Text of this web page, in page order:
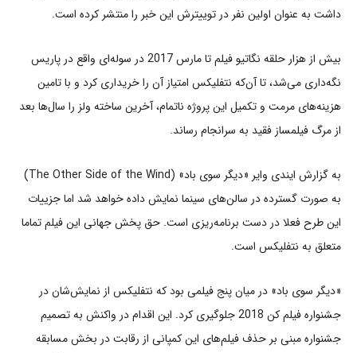
داشت به عنوان اولین نفر در توییترش این خبر را منتشر کرده است.
بیش از هزار حلقه نگاتیو فیلم تا مارس 2017 در سوله‌ای واقع در پاریس
نگه‌داری می‌شد، تا آن‌که نتفلیکس امتیاز آن را خریداری کرد و با تامین
هزینه‌های مرمت و تکمیل این پروژه ناتمام، آخرین ساخته ولز را سال‌ها بعد
از مرگ فیلمساز فقید به سرانجام رساند.
به گزارش ایندی وایر «دیگر سوی باد» (The Other Side of the Wind)
به صورت گسترده در سالن‌های سینما نمایش داده خواهد شد اما جزییات
این طرح فعلا در دست برنامه‌ریزی است. حق پخش جهانی این فیلم تماما
متعلق به نتفلیکس است.
«دیگر سوی باد» در میان پنج فیلمی بود که نتفلیکس از نمایش‌شان در
جشنواره فیلم کن 2018 جلوگیری کرد. این اقدام در واکنش به تصمیم
جشنواره مبنی بر حذف فیلم‌های این کمپانی از رقابت در بخش مسابقه